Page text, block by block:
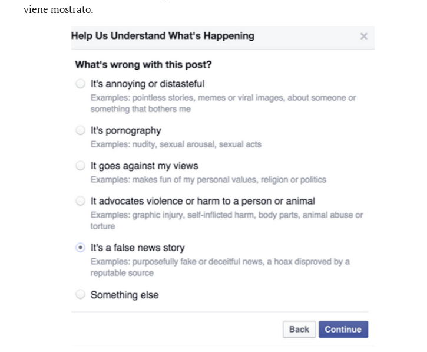
viene mostrato.